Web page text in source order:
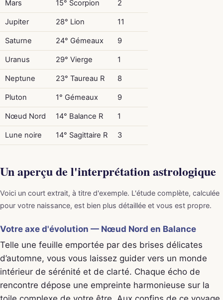
Mars 15° Scorpion 2
Jupiter 28° Lion 11
Saturne 24° Gémeaux 9
Uranus 29° Vierge 1
Neptune 23° Taureau R 8
Pluton 1° Gémeaux 9
Nœud Nord 14° Balance R 1
Lune noire 14° Sagittaire R 3
Un aperçu de l'interprétation astrologique
Voici un court extrait, à titre d'exemple. L'étude complète, calculée
pour votre naissance, est bien plus détaillée et vous est propre.
Votre axe d'évolution — Nœud Nord en Balance
Telle une feuille emportée par des brises délicates
d’automne, vous vous laissez guider vers un monde
intérieur de sérénité et de clarté. Chaque écho de
rencontre dépose une empreinte harmonieuse sur la